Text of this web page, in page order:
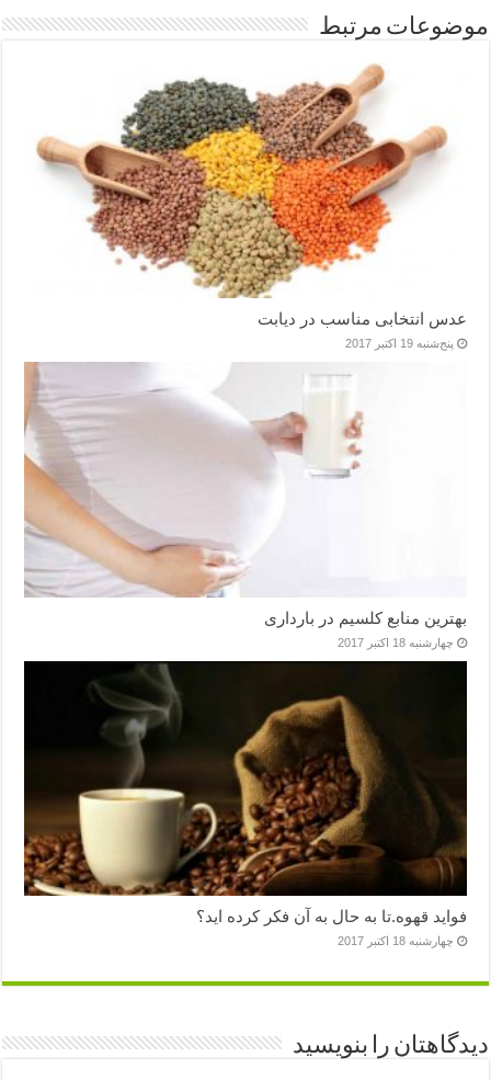
موضوعات مرتبط
عدس انتخابی مناسب در دیابت
پنج‌شنبه 19 اکتبر 2017
بهترین منابع کلسیم در بارداری
چهارشنبه 18 اکتبر 2017
فواید قهوه.تا به حال به آن فکر کرده اید؟
چهارشنبه 18 اکتبر 2017
دیدگاهتان را بنویسید